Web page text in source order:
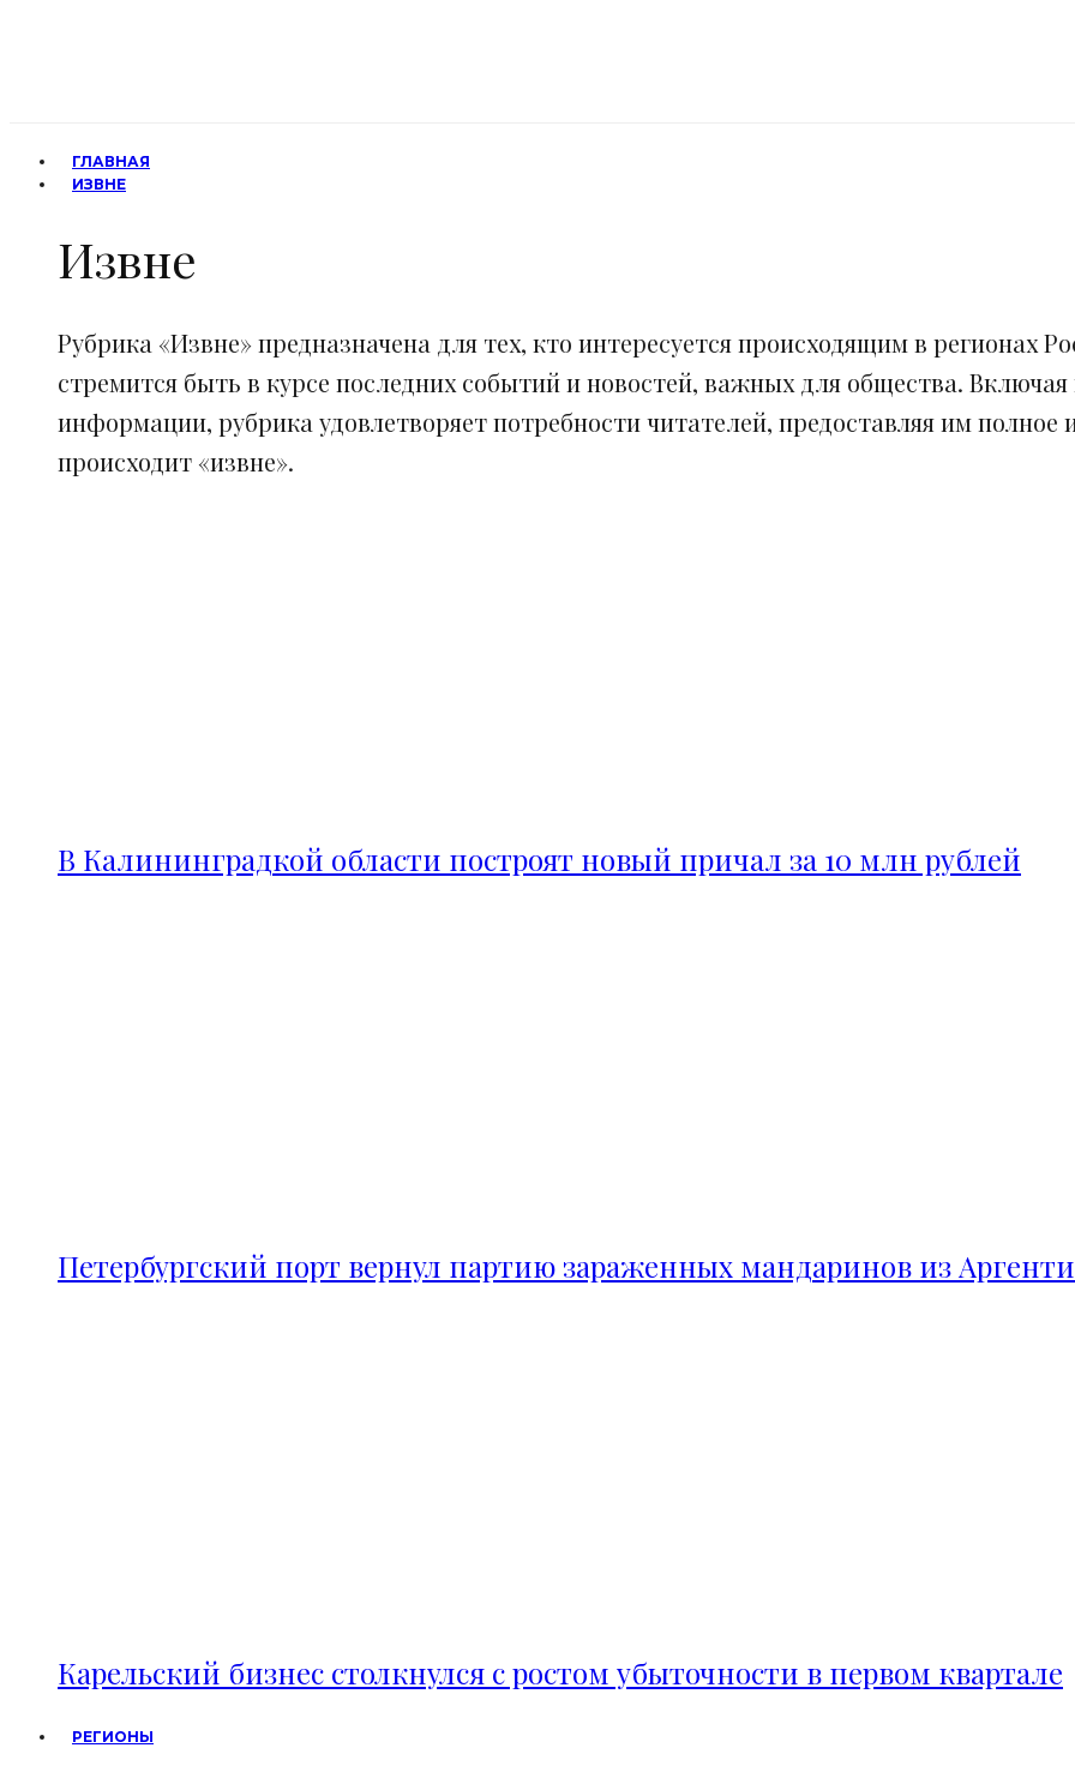
ГЛАВНАЯ
ИЗВНЕ
Извне
Рубрика «Извне» предназначена для тех, кто интересуется происходящим в регионах
стремится быть в курсе последних событий и новостей, важных для общества.
информации, рубрика удовлетворяет потребности читателей, предоставляя им полное
происходит «извне».
В Калининградкой области построят новый причал за 10 млн рублей
Петербургский порт вернул партию зараженных мандаринов из
Карельский бизнес столкнулся с ростом убыточности в первом квартале
РЕГИОНЫ